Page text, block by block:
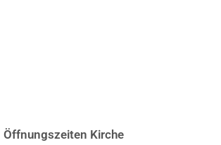
Öffnungszeiten Kirche